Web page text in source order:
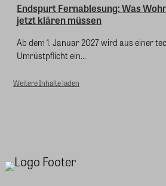
Endspurt Fernablesung: Was
jetzt klären müssen
Ab dem 1. Januar 2027 wird aus einer
Umrüstpflicht ein...
Weitere Inhalte laden